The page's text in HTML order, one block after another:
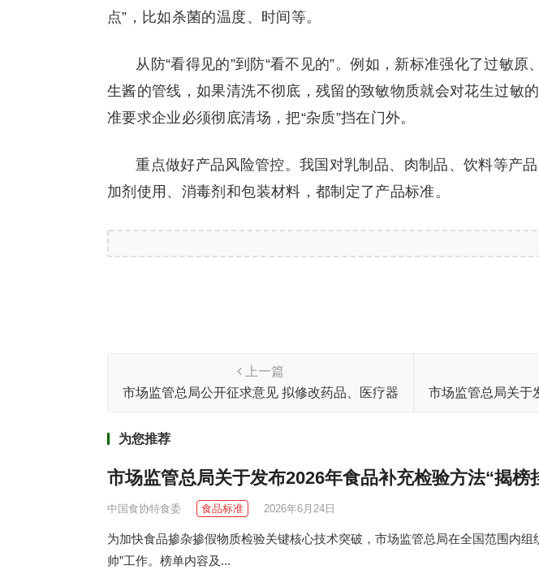
点”，比如杀菌的温度、时间等。
从防“看得见的”到防“看不见的”。例如，新标准强化了过敏
生酱的管线，如果清洗不彻底，残留的致敏物质就会对花生过敏
准要求企业必须彻底清场，把“杂质”挡在门外。
重点做好产品风险管控。我国对乳制品、肉制品、饮料等产
加剂使用、消毒剂和包装材料，都制定了产品标准。
上一篇
市场监管总局公开征求意见 拟修改药品、医疗器
市场监管总局关于
为您推荐
市场监管总局关于发布2026年食品补充检验方法“揭榜
中国食协特食委 食品标准 2026年6月24日
为加快食品掺杂掺假物质检验关键核心技术突破，市场监管总局在全国范围内组
帅”工作。榜单内容及...